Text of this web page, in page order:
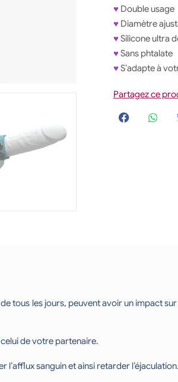
♥ Double usage
♥ Diamètre
♥ Silicone ultra
♥ Sans phtalate
♥ S’adapte à
Partagez ce
tous les jours, peuvent avoir un impact
de votre partenaire.
l’afflux sanguin et ainsi retarder l’éjaculation.